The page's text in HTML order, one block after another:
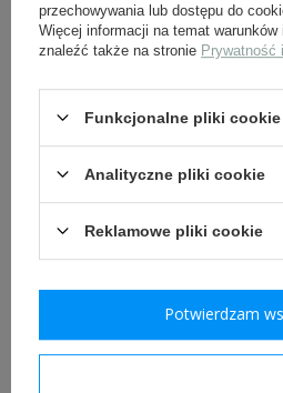
Adler tropikalny LW DAK
haftowany, tło piaskowe
29,00 zł
przechowywania lub dostępu do
Więcej informacji na temat
znaleźć także na stronie Prywatność
Funkcjonalne pliki cookie
Analityczne pliki cookie
Reklamowe pliki cookie
Potwierdzam